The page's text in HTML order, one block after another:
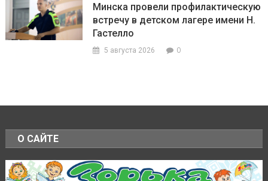
Минска провели профилактическую
встречу в детском лагере имени Н.
Гастелло
5 августа 2026 0
О САЙТЕ